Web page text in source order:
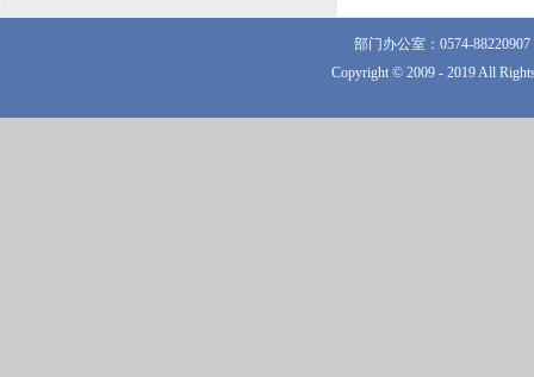
部门办公室：0574-
Copyright © 2009 - 2019 All